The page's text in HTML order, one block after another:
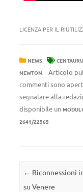
LICENZA PER IL
NEWS
NEWTON
Articolo
commenti sono
segnalare alla
disponibile un
2641/22565
Navigazione
← Riconnessioni
su Venere